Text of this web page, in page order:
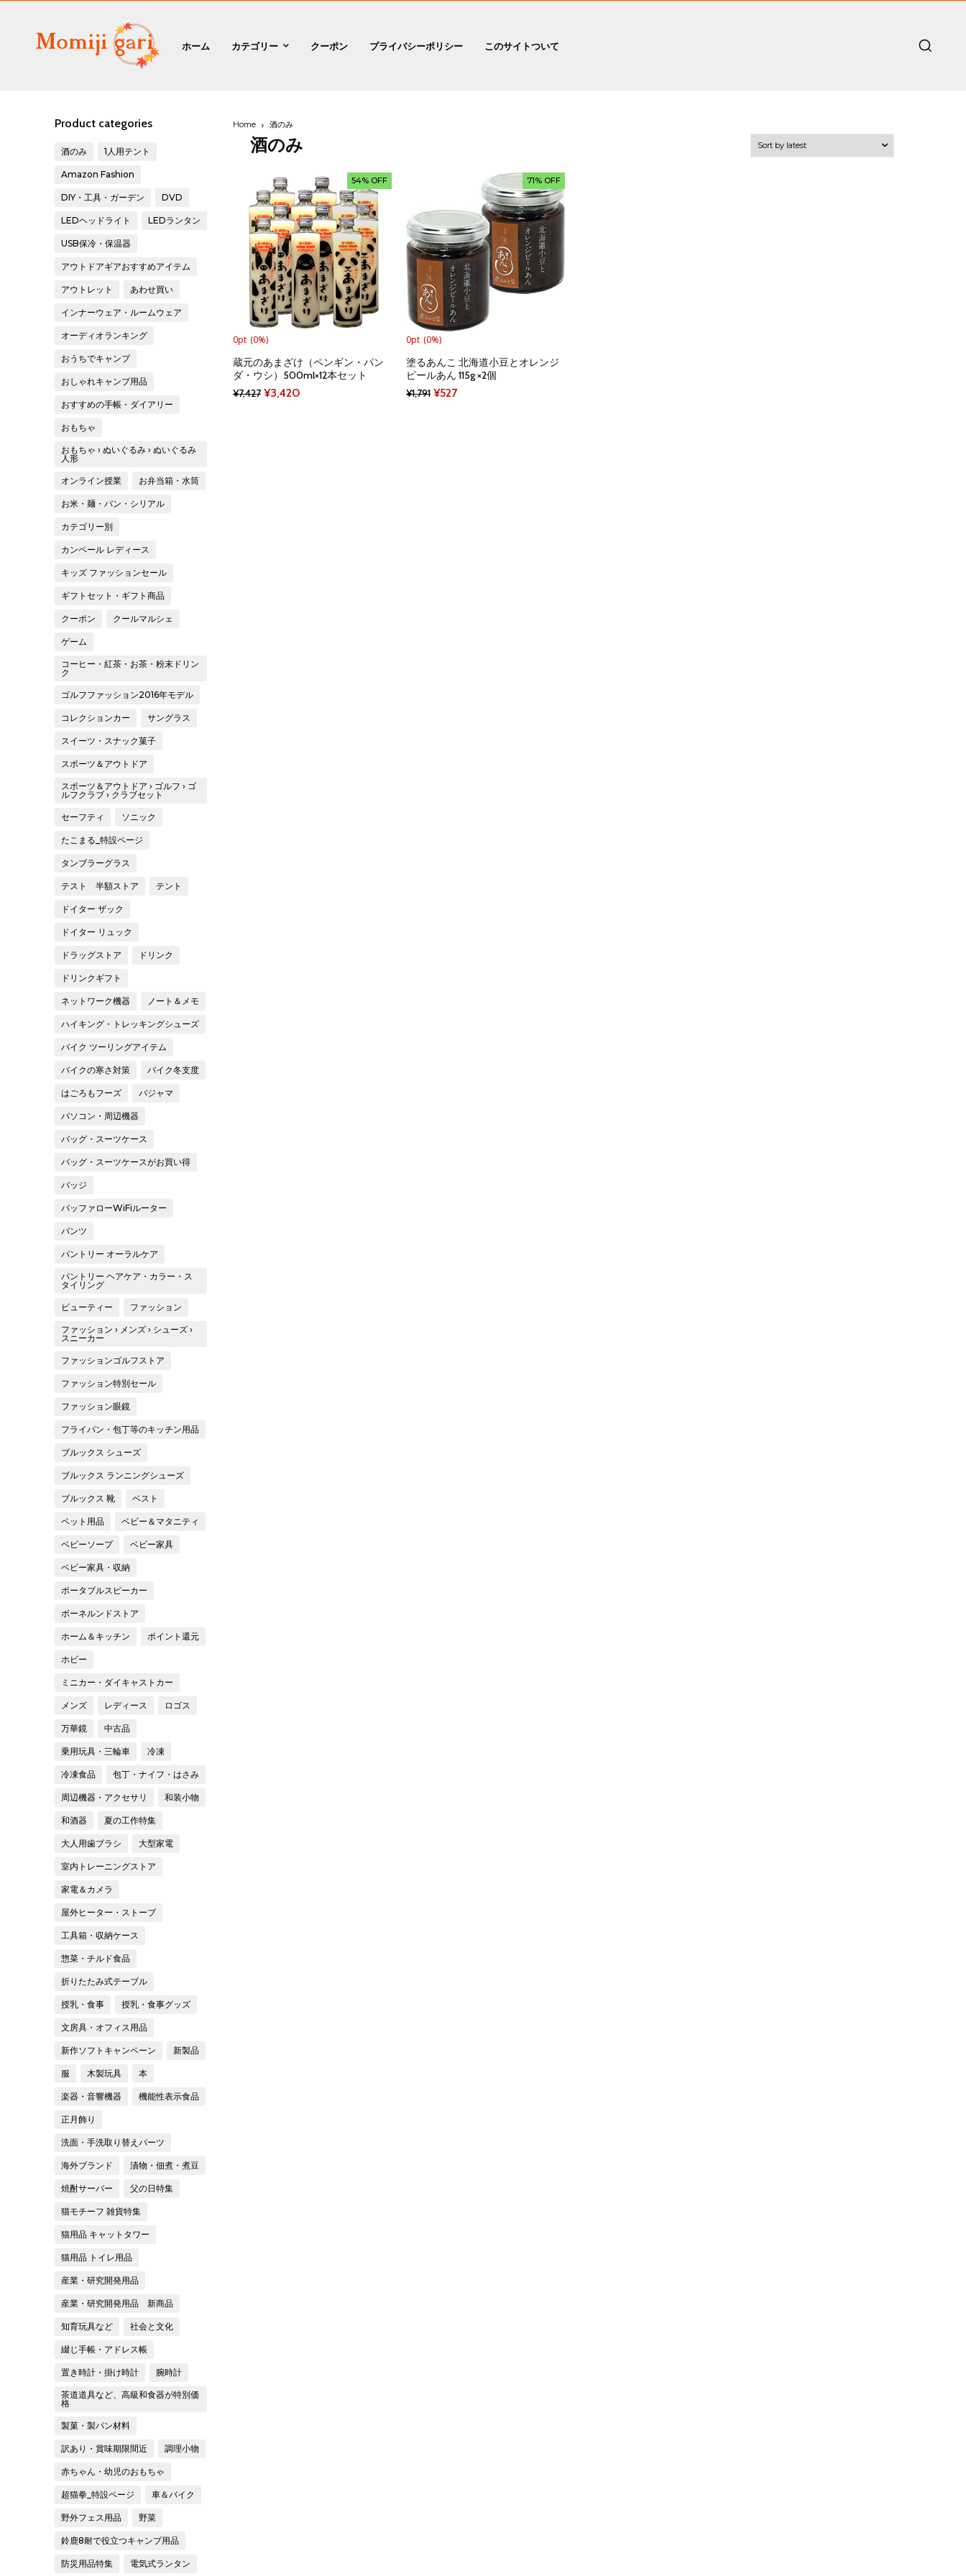
ホーム カテゴリー クーポン プライバシーポリシー このサイトついて
Product categories
酒のみ 1人用テント
Amazon Fashion
DIY・工具・ガーデン DVD
LEDヘッドライト LEDランタン
USB保冷・保温器
アウトドアギアおすすめアイテム
アウトレット あわせ買い
インナーウェア・ルームウェア
オーディオランキング
おうちでキャンプ
おしゃれキャンプ用品
おすすめの手帳・ダイアリー
おもちゃ
おもちゃ › ぬいぐるみ › ぬいぐるみ
人形
オンライン授業 お弁当箱・水筒
お米・麺・パン・シリアル
カテゴリー別
カンペール レディース
キッズ ファッションセール
ギフトセット・ギフト商品
クーポン クールマルシェ
ゲーム
コーヒー・紅茶・お茶・粉末ドリン
ク
ゴルフファッション2016年モデル
コレクションカー サングラス
スイーツ・スナック菓子
スポーツ＆アウトドア
スポーツ＆アウトドア › ゴルフ › ゴ
ルフクラブ › クラブセット
セーフティ ソニック
たこまる_特設ページ
タンブラーグラス
テスト 半額ストア テント
ドイター ザック
ドイター リュック
ドラッグストア ドリンク
ドリンクギフト
ネットワーク機器 ノート＆メモ
ハイキング・トレッキングシューズ
バイク ツーリングアイテム
バイクの寒さ対策 バイク冬支度
はごろもフーズ パジャマ
パソコン・周辺機器
バッグ・スーツケース
バッグ・スーツケースがお買い得
バッジ
バッファローWiFiルーター
パンツ
パントリー オーラルケア
パントリー ヘアケア・カラー・ス
タイリング
ビューティー ファッション
ファッション › メンズ › シューズ ›
スニーカー
ファッションゴルフストア
ファッション特別セール
ファッション眼鏡
フライパン・包丁等のキッチン用品
ブルックス シューズ
ブルックス ランニングシューズ
ブルックス 靴 ベスト
ペット用品 ベビー＆マタニティ
ベビーソープ ベビー家具
ベビー家具・収納
ポータブルスピーカー
ボーネルンドストア
ホーム＆キッチン ポイント還元
ホビー
ミニカー・ダイキャストカー
メンズ レディース ロゴス
万華鏡 中古品
乗用玩具・三輪車 冷凍
冷凍食品 包丁・ナイフ・はさみ
周辺機器・アクセサリ 和装小物
和酒器 夏の工作特集
大人用歯ブラシ 大型家電
室内トレーニングストア
家電＆カメラ
屋外ヒーター・ストーブ
工具箱・収納ケース
惣菜・チルド食品
折りたたみ式テーブル
授乳・食事 授乳・食事グッズ
文房具・オフィス用品
新作ソフトキャンペーン 新製品
服 木製玩具 本
楽器・音響機器 機能性表示食品
正月飾り
洗面・手洗取り替えパーツ
海外ブランド 漬物・佃煮・煮豆
焼酎サーバー 父の日特集
猫モチーフ 雑貨特集
猫用品 キャットタワー
猫用品 トイレ用品
産業・研究開発用品
産業・研究開発用品 新商品
知育玩具など 社会と文化
綴じ手帳・アドレス帳
置き時計・掛け時計 腕時計
茶道道具など、高級和食器が特別価
格
製菓・製パン材料
訳あり・賞味期限間近 調理小物
赤ちゃん・幼児のおもちゃ
超猫拳_特設ページ 車＆バイク
野外フェス用品 野菜
鈴鹿8耐で役立つキャンプ用品
防災用品特集 電気式ランタン
Home 酒のみ
酒のみ
54% OFF
0pt (0%)
蔵元のあまざけ（ペンギン・パン
ダ・ウシ）500ml×12本セット
¥7,427 Original
¥3,420
71% OFF
0pt (0%)
塗るあんこ 北海道小豆とオレンジ
ピールあん 115g ×2個
¥1,791 Original
¥527Current